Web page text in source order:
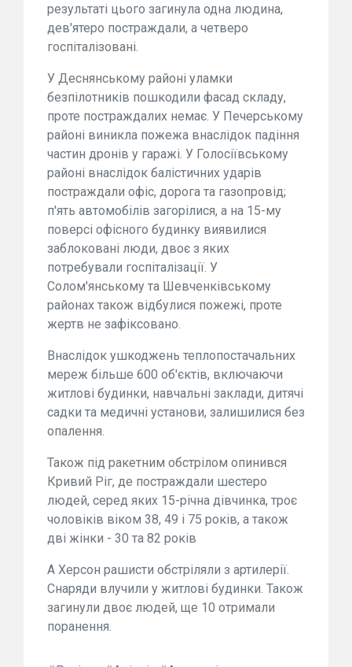
результаті цього загинула одна людина,
дев'ятеро постраждали, а четверо
госпіталізовані.
У Деснянському районі уламки
безпілотників пошкодили фасад складу,
проте постраждалих немає. У Печерському
районі виникла пожежа внаслідок падіння
частин дронів у гаражі. У Голосіївському
районі внаслідок балістичних ударів
постраждали офіс, дорога та газопровід;
п'ять автомобілів загорілися, а на 15-му
поверсі офісного будинку виявилися
заблоковані люди, двоє з яких
потребували госпіталізації. У
Солом'янському та Шевченківському
районах також відбулися пожежі, проте
жертв не зафіксовано.
Внаслідок ушкоджень теплопостачальних
мереж більше 600 об'єктів, включаючи
житлові будинки, навчальні заклади, дитячі
садки та медичні установи, залишилися без
опалення.
Також під ракетним обстрілом опинився
Кривий Ріг, де постраждали шестеро
людей, серед яких 15-річна дівчинка, троє
чоловіків віком 38, 49 і 75 років, а також
дві жінки - 30 та 82 років
А Херсон рашисти обстріляли з артилерії.
Снаряди влучили у житлові будинки. Також
загинули двоє людей, ще 10 отримали
поранення.